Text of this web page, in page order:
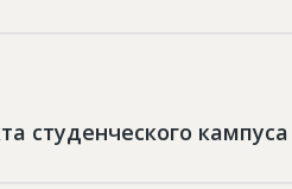
студенческого